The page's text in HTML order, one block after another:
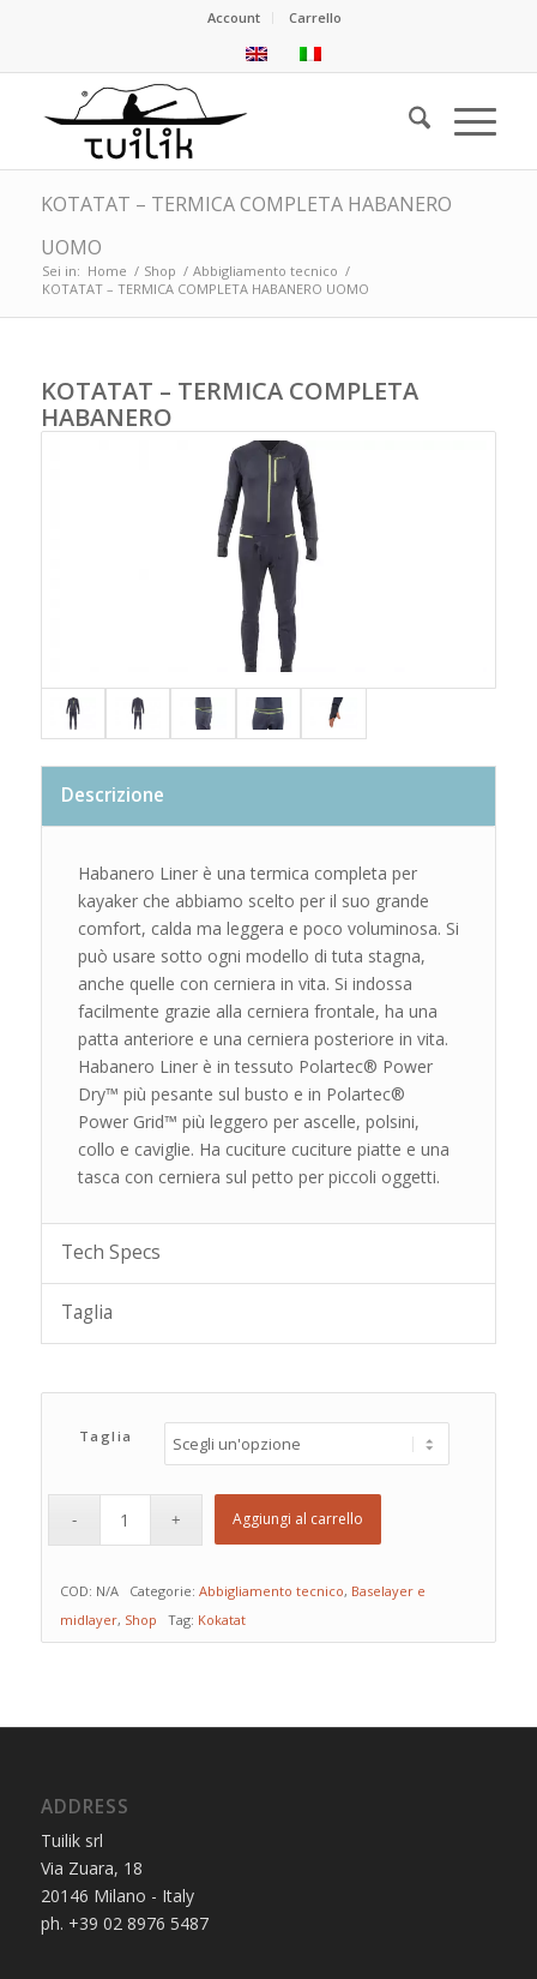
Account Carrello
KOTATAT – TERMICA COMPLETA HABANERO
UOMO
Sei in: Home / Shop / Abbigliamento tecnico /
KOTATAT – TERMICA COMPLETA HABANERO UOMO
KOTATAT – TERMICA COMPLETA
HABANERO
Descrizione
Habanero Liner è una termica completa per
kayaker che abbiamo scelto per il suo grande
comfort, calda ma leggera e poco voluminosa. Si
può usare sotto ogni modello di tuta stagna,
anche quelle con cerniera in vita. Si indossa
facilmente grazie alla cerniera frontale, ha una
patta anteriore e una cerniera posteriore in vita.
Habanero Liner è in tessuto Polartec® Power
Dry™ più pesante sul busto e in Polartec®
Power Grid™ più leggero per ascelle, polsini,
collo e caviglie. Ha cuciture cuciture piatte e una
tasca con cerniera sul petto per piccoli oggetti.
Tech Specs
Taglia
Taglia
Aggiungi al carrello
COD: N/A Categorie: Abbigliamento tecnico, Baselayer e
midlayer, Shop Tag: Kokatat
ADDRESS
Tuilik srl
Via Zuara, 18
20146 Milano - Italy
ph. +39 02 8976 5487